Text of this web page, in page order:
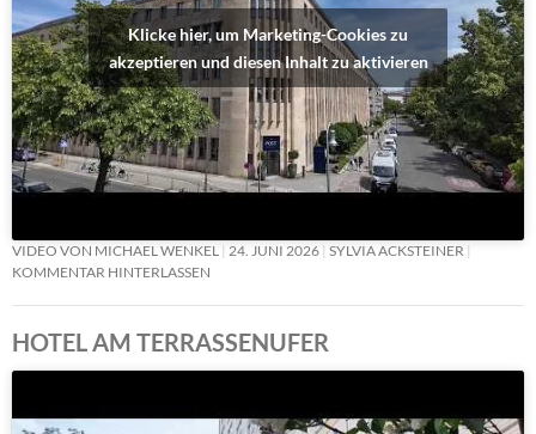
Klicke hier, um Marketing-Cookies zu
akzeptieren und diesen Inhalt zu aktivieren
VIDEO VON MICHAEL WENKEL 24. JUNI 2026 SYLVIA ACKSTEINER
KOMMENTAR HINTERLASSEN
HOTEL AM TERRASSENUFER